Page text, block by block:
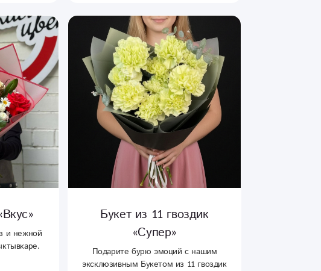
и нежной
Букет из 11 гвоздик
«Супер»
Подарите бурю эмоций с нашим
эксклюзивным Букетом из 11 гвоздик